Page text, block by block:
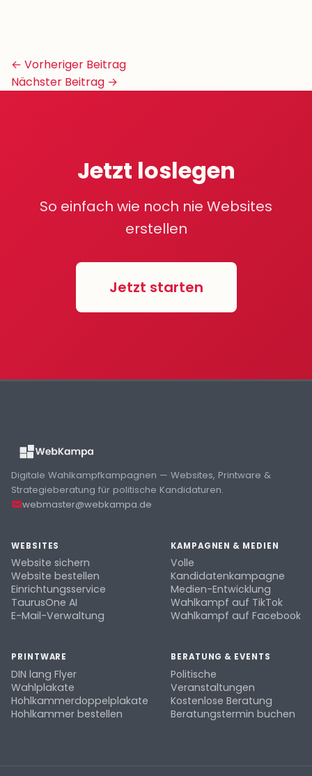
Beitrags-
Navigation
← Vorheriger Beitrag
Nächster Beitrag →
Jetzt loslegen
So einfach wie noch nie Websites
erstellen
Jetzt starten
Digitale Wahlkampfkampagnen — Websites, Printware &
Strategieberatung für politische Kandidaturen.
webmaster@webkampa.de
WEBSITES
Website sichern
Website bestellen
Einrichtungsservice
TaurusOne AI
E-Mail-Verwaltung
KAMPAGNEN & MEDIEN
Volle
Kandidatenkampagne
Medien-Entwicklung
Wahlkampf auf TikTok
Wahlkampf auf Facebook
PRINTWARE
DIN lang Flyer
Wahlplakate
Hohlkammerdoppelplakate
Hohlkammer bestellen
BERATUNG & EVENTS
Politische
Veranstaltungen
Kostenlose Beratung
Beratungstermin buchen